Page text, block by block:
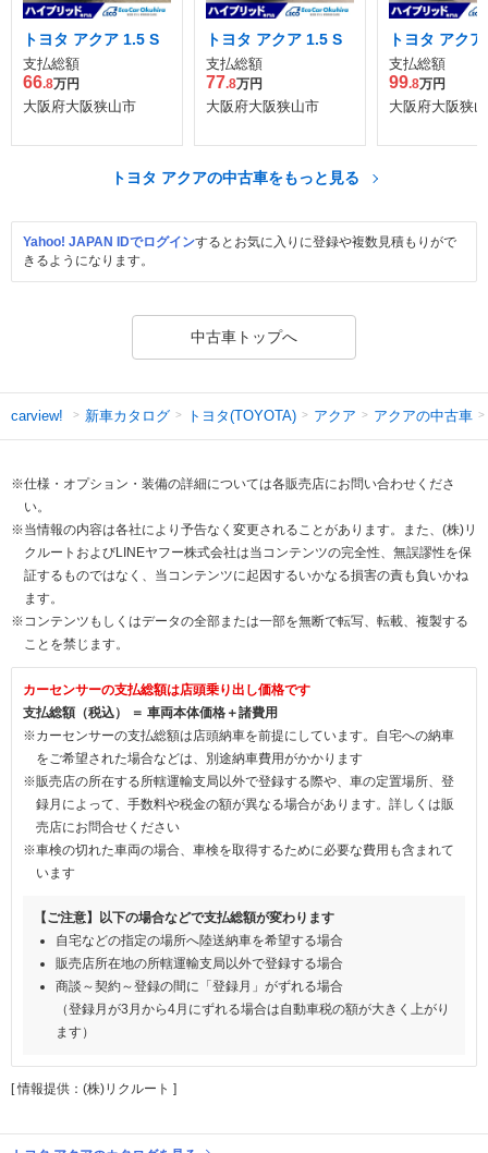
トヨタ アクア 1.5 S
支払総額
66.8万円
大阪府大阪狭山市
トヨタ アクア 1.5 S
支払総額
77.8万円
大阪府大阪狭山市
トヨタ アク
支払総額
99.8万円
大阪府大阪狭
トヨタ アクアの中古車をもっと見る
Yahoo! JAPAN IDでログインするとお気に入りに登録や複数見積もりがで
きるようになります。
中古車トップへ
carview! 新車カタログ トヨタ(TOYOTA) アクア アクアの中古車
※仕様・オプション・装備の詳細については各販売店にお問い合わせくださ
い。
※当情報の内容は各社により予告なく変更されることがあります。また、(株)リ
クルートおよびLINEヤフー株式会社は当コンテンツの完全性、無誤謬性を保
証するものではなく、当コンテンツに起因するいかなる損害の責も負いかね
ます。
※コンテンツもしくはデータの全部または一部を無断で転写、転載、複製する
ことを禁じます。
カーセンサーの支払総額は店頭乗り出し価格です
支払総額（税込） ＝ 車両本体価格＋諸費用
※カーセンサーの支払総額は店頭納車を前提にしています。自宅への納車
をご希望された場合などは、別途納車費用がかかります
※販売店の所在する所轄運輸支局以外で登録する際や、車の定置場所、登
録月によって、手数料や税金の額が異なる場合があります。詳しくは販
売店にお問合せください
※車検の切れた車両の場合、車検を取得するために必要な費用も含まれて
います
【ご注意】以下の場合などで支払総額が変わります
自宅などの指定の場所へ陸送納車を希望する場合
販売店所在地の所轄運輸支局以外で登録する場合
商談～契約～登録の間に「登録月」がずれる場合
（登録月が3月から4月にずれる場合は自動車税の額が大きく上がり
ます）
[ 情報提供：(株)リクルート ]